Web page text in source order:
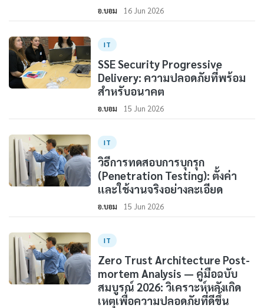
อ.บอม 16 Jun 2026
IT
SSE Security Progressive
Delivery: ความปลอดภัยที่พร้อม
สำหรับอนาคต
อ.บอม 15 Jun 2026
IT
วิธีการทดสอบการบุกรุก
(Penetration Testing): ตั้งค่า
และใช้งานจริงอย่างละเอียด
อ.บอม 15 Jun 2026
IT
Zero Trust Architecture Post-
mortem Analysis — คู่มือฉบับ
สมบูรณ์ 2026: วิเคราะห์หลังเกิด
เหตุเพื่อความปลอดภัยที่ดีขึ้น